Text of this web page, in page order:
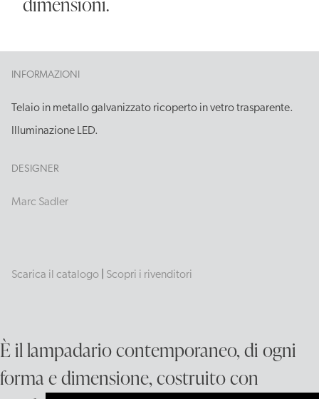
INFORMAZIONI
Telaio in metallo galvanizzato ricoperto in vetro trasparente.
Illuminazione LED.
DESIGNER
Marc Sadler
Scarica il catalogo Scopri i rivenditori
È il lampadario contemporaneo, di ogni
forma e dimensione, costruito con